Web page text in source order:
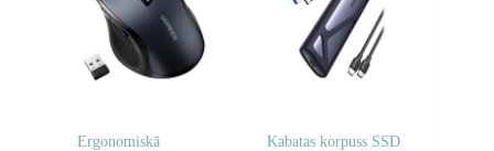
Ergonomiskā
Kabatas korpuss SSD